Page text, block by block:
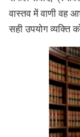
वास्तव में वाणी वह
सही उपयोग व्यक्ति